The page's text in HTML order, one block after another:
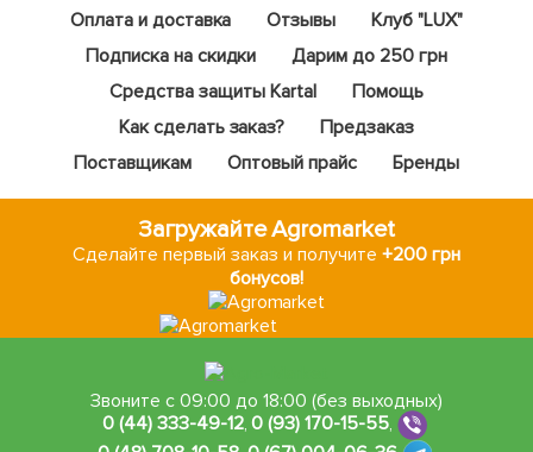
Оплата и доставка
Отзывы
Клуб "LUX"
Подписка на скидки
Дарим до 250 грн
Средства защиты Kartal
Помощь
Как сделать заказ?
Предзаказ
Поставщикам
Оптовый прайс Бренды
Загружайте Agromarket
Сделайте первый заказ и получите +200 грн
бонусов!
Звоните с 09:00 до 18:00 (без выходных)
0 (44) 333-49-12,0 (93) 170-15-55,